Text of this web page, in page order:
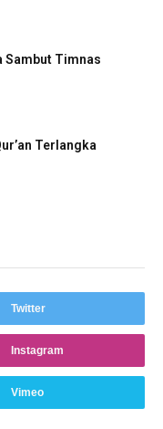
Sambut Timnas
Terlangka
Twitter
Instagram
Vimeo